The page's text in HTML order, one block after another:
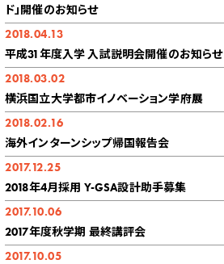
ド」開催のお知らせ
2018.04.13
平成31年度入学 入試説明会開催のお知らせ
2018.03.02
横浜国立大学都市イノベーション学府展
2018.02.16
海外インターンシップ帰国報告会
2017.12.25
2018年4月採用 Y-GSA設計助手募集
2017.10.06
2017年度秋学期 最終講評会
2017.10.05